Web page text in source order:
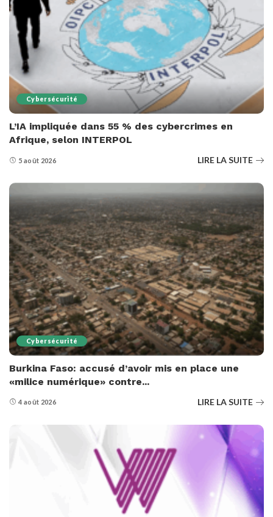
Cybersécurité
L’IA impliquée dans 55 % des cybercrimes en
Afrique, selon INTERPOL
5 août 2026 LIRE LA SUITE
Cybersécurité
Burkina Faso: accusé d’avoir mis en place une
«milice numérique» contre...
4 août 2026 LIRE LA SUITE